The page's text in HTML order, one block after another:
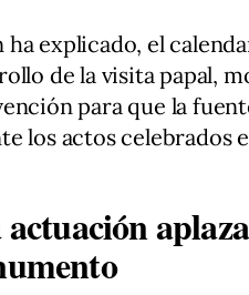
ha explicado, el
de la visita papal,
para que la
los actos celebrados